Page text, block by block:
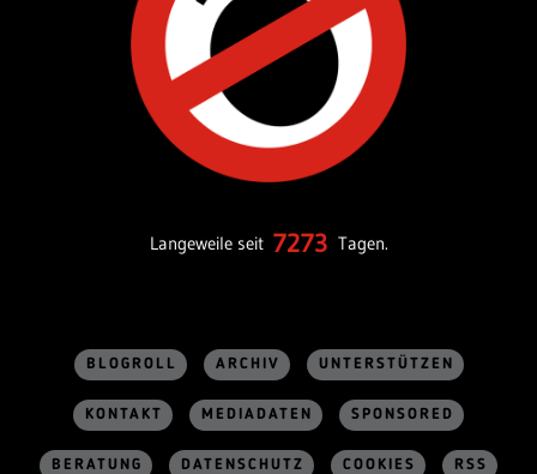
Langeweile seit 7273 Tagen.
BLOGROLL ARCHIV UNTERSTÜTZEN
KONTAKT MEDIADATEN SPONSORED
BERATUNG DATENSCHUTZ COOKIES RSS